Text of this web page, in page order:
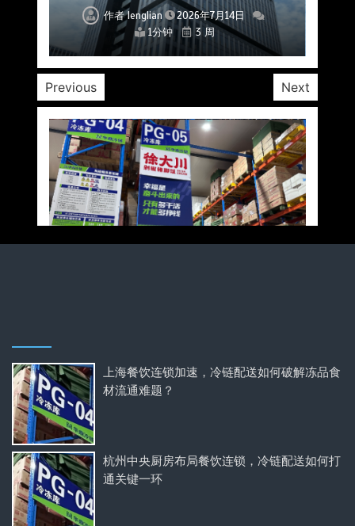
作者lenglian
2026年7月14日
1分钟
3 周
作者lenglian
2026年7月14日
1分钟
3 周
作者lenglian
2026年7月14日
1分钟
3 周
作者lenglian
2026年7月14日
1分钟
3 周
作者lenglian
2026年7月14日
1分钟
3 周
作者lenglian
2026年7月14日
1分钟
3 周
作者lenglian
2026年7月14日
1分钟
3 周
Previous Next
上海餐饮连锁加速，冷链配送如何破解冻品食
材流通难题？
杭州中央厨房布局餐饮连锁，冷链配送如何打
通关键一环